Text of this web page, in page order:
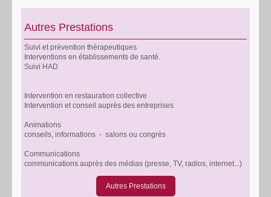
Autres Prestations
Suivi et prévention thérapeutiques
Interventions en établissements de santé.
Suivi HAD
Intervention en restauration collective
Intervention et conseil auprès des entreprises
Animations
conseils, informations - salons ou congrès
Communications
communications auprès des médias (presse, TV, radios, internet...)
Autres Prestations